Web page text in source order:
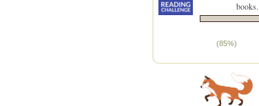
books.
(85%)